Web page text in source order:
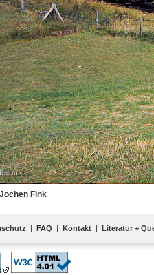
Jochen Fink
| FAQ | Kontakt | Literatur +